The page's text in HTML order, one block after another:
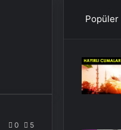
0 5
Popüler